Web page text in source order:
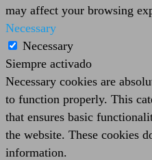
may affect your browsing
Necessary
Necessary
Siempre activado
Necessary cookies are
to function properly. This
that ensures basic
the website. These cookies
information.